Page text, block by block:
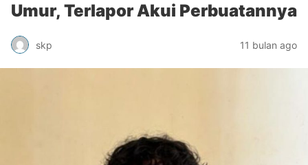
Umur, Terlapor Akui Perbuatannya
skp 11 bulan ago